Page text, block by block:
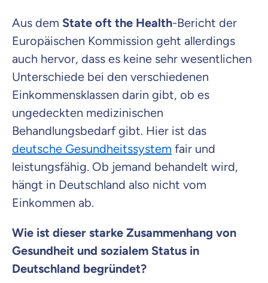
Aus dem State oft the Health-Bericht der
Europäischen Kommission geht allerdings
auch hervor, dass es keine sehr wesentlichen
Unterschiede bei den verschiedenen
Einkommensklassen darin gibt, ob es
ungedeckten medizinischen
Behandlungsbedarf gibt. Hier ist das
deutsche Gesundheitssystem fair und
leistungsfähig. Ob jemand behandelt wird,
hängt in Deutschland also nicht vom
Einkommen ab.
Wie ist dieser starke Zusammenhang von
Gesundheit und sozialem Status in
Deutschland begründet?